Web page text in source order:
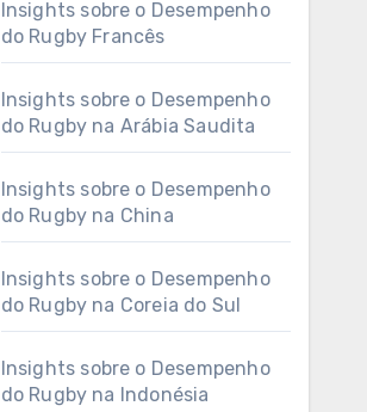
Insights sobre o Desempenho
do Rugby Francês
Insights sobre o Desempenho
do Rugby na Arábia Saudita
Insights sobre o Desempenho
do Rugby na China
Insights sobre o Desempenho
do Rugby na Coreia do Sul
Insights sobre o Desempenho
do Rugby na Indonésia